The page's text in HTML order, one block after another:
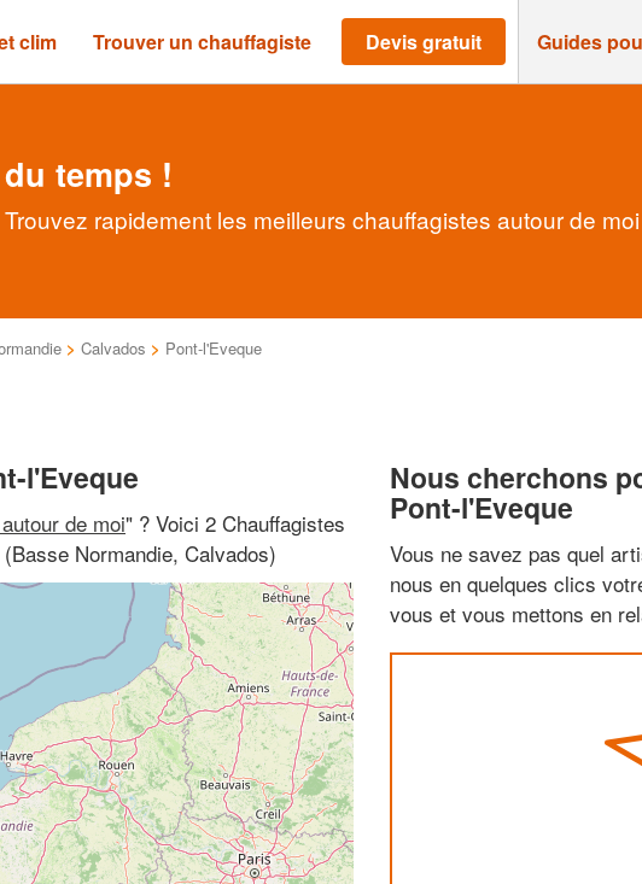
clim Trouver un chauffagiste Devis gratuit Guides
temps !
rapidement les meilleurs chauffagistes autour de moi
> Calvados > Pont-l'Eveque
l'Eveque
de moi" ? Voici 2 Chauffagistes
Normandie, Calvados)
Nous cherchons
Pont-l'Eveque
Vous ne savez pas quel
nous en quelques clics
vous et vous mettons en